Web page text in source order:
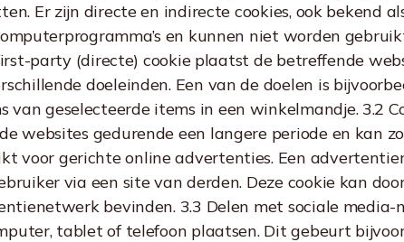
Er zijn directe en indirecte cookies, ook bekend
en kunnen niet worden
party (directe) cookie plaatst de betreffende
doeleinden. Een van de doelen is
geselecteerde items in een winkelmandje. 3.2
websites gedurende een langere periode en kan
voor gerichte online advertenties. Een
via een site van derden. Deze cookie kan
bevinden. 3.3 Delen met sociale
tablet of telefoon plaatsen. Dit gebeurt